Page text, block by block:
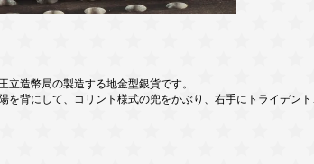
造幣局の製造する地金型銀貨です。
背にして、コリント様式の兜をかぶり、右手にトライデン